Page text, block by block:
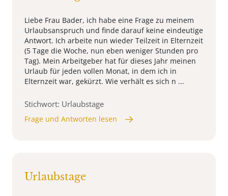
Liebe Frau Bader, ich habe eine Frage zu meinem
Urlaubsanspruch und finde darauf keine eindeutige
Antwort. Ich arbeite nun wieder Teilzeit in Elternzeit
(5 Tage die Woche, nun eben weniger Stunden pro
Tag). Mein Arbeitgeber hat für dieses Jahr meinen
Urlaub für jeden vollen Monat, in dem ich in
Elternzeit war, gekürzt. Wie verhält es sich n ...
Stichwort: Urlaubstage
Frage und Antworten lesen
Urlaubstage